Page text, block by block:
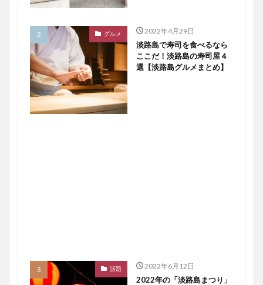
グルメ 2022年4月29日
淡路島で寿司を食べるなら
ここだ！淡路島の寿司屋４
選【淡路島グルメまとめ】
話題 2022年6月12日
2022年の「淡路島まつり」